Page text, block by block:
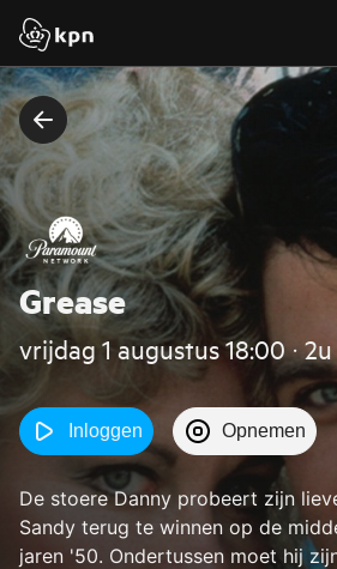
Grease
vrijdag 1 augustus 18:00 ‧ 2u
Inloggen Opnemen
De stoere Danny probeert zijn
Sandy terug te winnen op de
jaren '50. Ondertussen moet hij